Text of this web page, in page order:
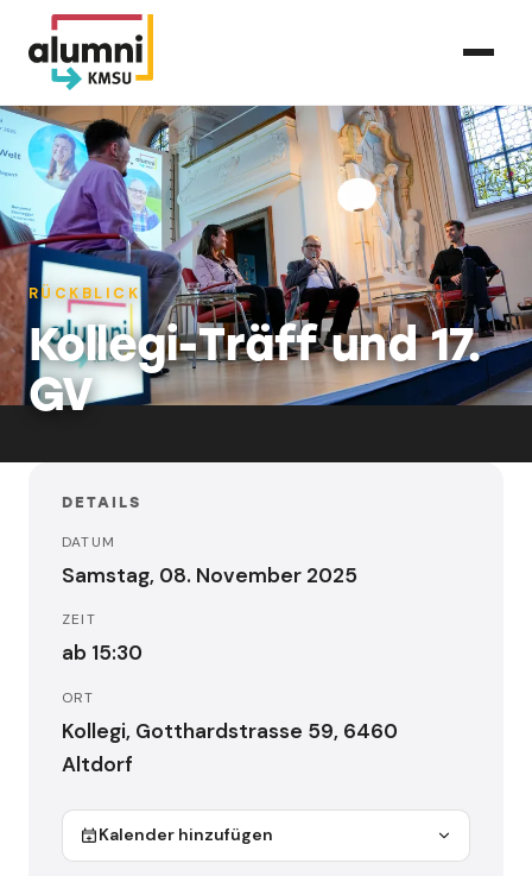
RÜCKBLICK
Kollegi-Träff und 17.
GV
DETAILS
DATUM
Samstag, 08. November 2025
ZEIT
ab 15:30
ORT
Kollegi, Gotthardstrasse 59, 6460
Altdorf
Kalender hinzufügen